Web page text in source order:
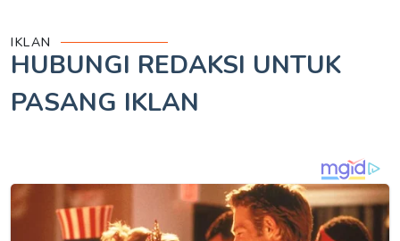
IKLAN
HUBUNGI REDAKSI UNTUK
PASANG IKLAN